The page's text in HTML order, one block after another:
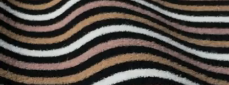
AU
SUJET
DE
NOUS